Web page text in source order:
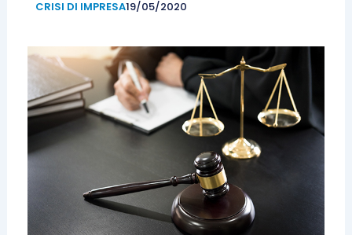
CRISI DI IMPRESA19/05/2020